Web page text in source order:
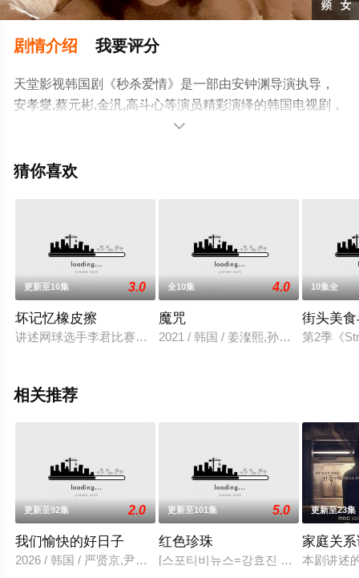
剧情介绍 我要评分
天堂影视韩国剧《秒杀爱情》是一部由安钟渊导演执导，
安孝燮,蔡元彬,金汎,高斗心等演员精彩演绎的韩国电视剧，
手机免费观看高清未删减完整版电视剧全集就上天堂电影
等平台了解。

猜你喜欢
更新至16集 3.0
坏记忆橡皮擦
讲述网球选手李君比赛途中为了救弟弟受重伤结束选手生活，
全10集 4.0
魔咒
2021 / 韩国 / 姜澯熙,孙周延,金舒延
10集全
街头美
第2季《
相关推荐
更新至92集 2.0
我们愉快的好日子
2026 / 韩国 / 严贤京,尹仲勋,申正允,尹多英,金惠玉,鲜于在德,尹
更新至101集 5.0
红色珍珠
[스포티비뉴스=강효진 기자] 배우 박
更新至23集
家庭关
本剧讲述